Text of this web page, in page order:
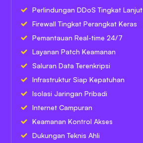
Perlindungan DDoS Tingkat Lanjut
Firewall Tingkat Perangkat Keras
Pemantauan Real-time 24/7
Layanan Patch Keamanan
Saluran Data Terenkripsi
Infrastruktur Siap Kepatuhan
Isolasi Jaringan Pribadi
Internet Campuran
Keamanan Kontrol Akses
Dukungan Teknis Ahli